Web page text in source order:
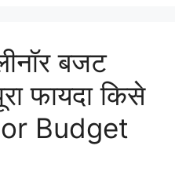
बजट
फायदा किसे
Budget